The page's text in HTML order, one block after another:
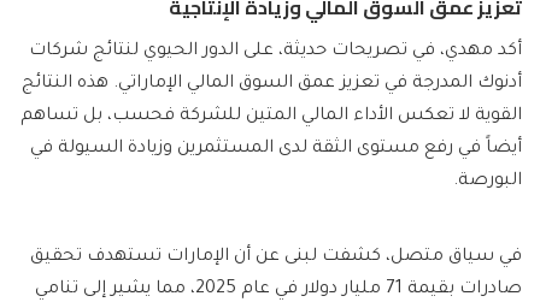
أكد مهدي، في تصريحات حديثة، على الدور الحيوي لنتائج شركات
أدنوك المدرجة في تعزيز عمق السوق المالي الإماراتي. هذه النتائج
القوية لا تعكس الأداء المالي المتين للشركة فحسب، بل تساهم
أيضاً في رفع مستوى الثقة لدى المستثمرين وزيادة السيولة في
البورصة.
في سياق متصل، كشفت لبنى عن أن الإمارات تستهدف تحقيق
صادرات بقيمة 71 مليار دولار في عام 2025، مما يشير إلى تنامي